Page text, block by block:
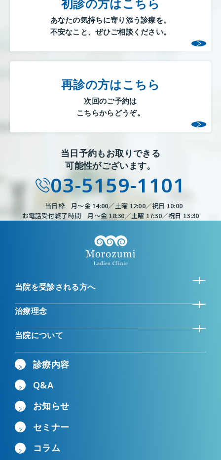
初診の方はこちら
あなたの気持ちに寄り添う診療を。
不安なこと、ぜひご相談ください。
再診の方はこちら
次回のご予約は
こちらからどうぞ。
当日予約もお取りできる
可能性がございます。
03-5159-1101
当日枠 月～金 14:00／土曜 12:00／祝日 10:00
お電話受付終了時間 月～金 18:30／土曜 17:30／祝日 13:30
当院を受診される方へ
治療理念
当院について
診療内容
Q&A
お知らせ
セミナー
コラム